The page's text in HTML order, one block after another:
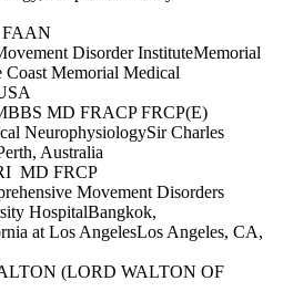
Disorder InstituteMemorial
Coast Memorial Medical
MD FRACP FRCP(E)
NeurophysiologySir Charles
Australia
MD FRCP
Movement Disorders
HospitalBangkok,
at Los AngelesLos Angeles, CA,
(LORD WALTON OF